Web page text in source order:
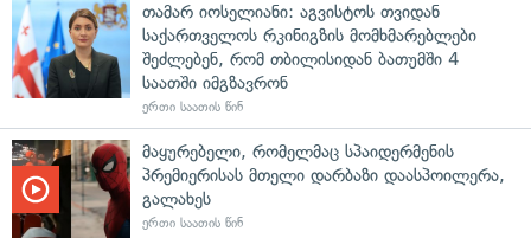
თამარ იოსელიანი: აგვისტოს თვიდან
საქართველოს რკინიგზის მომხმარებლები
შეძლებენ, რომ თბილისიდან ბათუმში 4
საათში იმგზავრონ
ერთი საათის წინ
მაყურებელი, რომელმაც სპაიდერმენის
პრემიერისას მთელი დარბაზი დაასპოილერა,
გალახეს
ერთი საათის წინ